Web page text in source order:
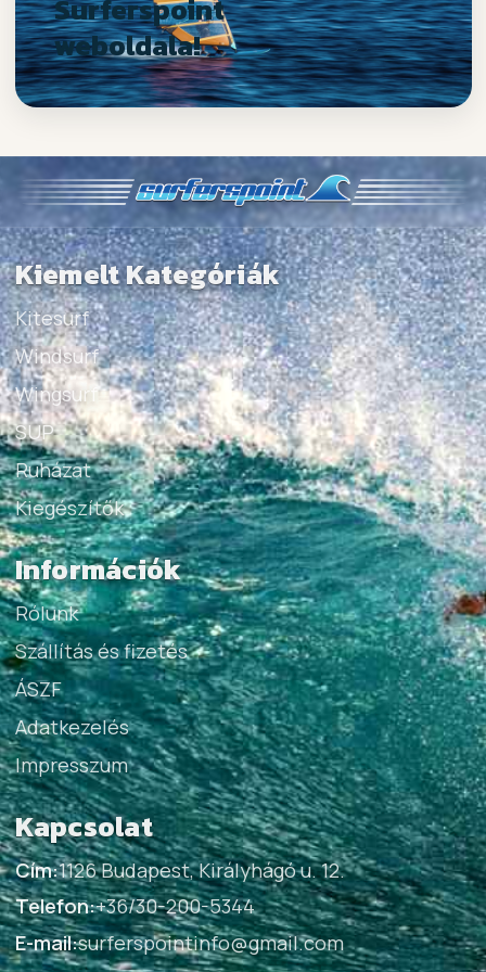
Surferspoint
weboldala!
Kiemelt Kategóriák
Kitesurf
Windsurf
Wingsurf
SUP
Ruházat
Kiegészítők
Információk
Rólunk
Szállítás és fizetés
ÁSZF
Adatkezelés
Impresszum
Kapcsolat
Cím:1126 Budapest, Királyhágó u. 12.
Telefon:+36/30-200-5344
E-mail:surferspointinfo@gmail.com